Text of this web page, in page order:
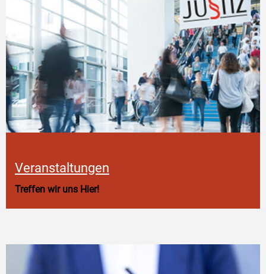
Veranstaltungen
Treffen wir uns Hier!